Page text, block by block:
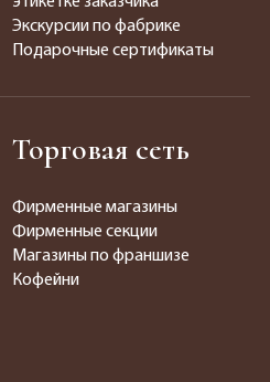
Экскурсии по фабрике
Подарочные сертификаты
Торговая сеть
Фирменные магазины
Фирменные секции
Магазины по франшизе
Кофейни